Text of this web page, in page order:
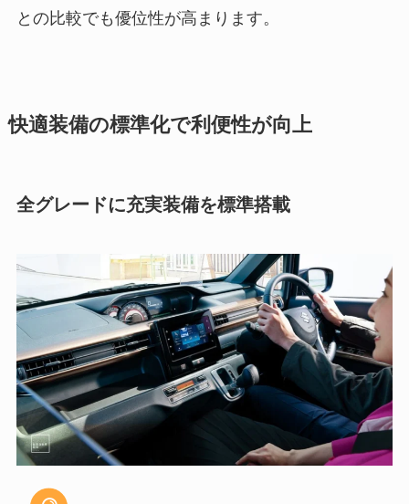
との比較でも優位性が高まります。
快適装備の標準化で利便性が向上
全グレードに充実装備を標準搭載